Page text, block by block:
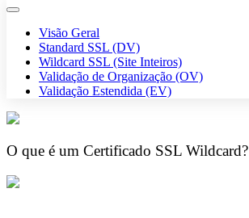
Alternar
navegaçãoVisão Geral
Standard SSL (DV)
Wildcard SSL (Site Inteiros)
Validação de Organização (OV)
Validação Estendida (EV)
O que é um Certificado SSL Wildcard?